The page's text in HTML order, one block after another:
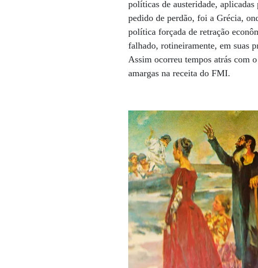
políticas de austeridade,
pedido de perdão, foi a Grécia,
política forçada de retração
falhado, rotineiramente, em suas
Assim ocorreu tempos atrás com
amargas na receita do FMI.